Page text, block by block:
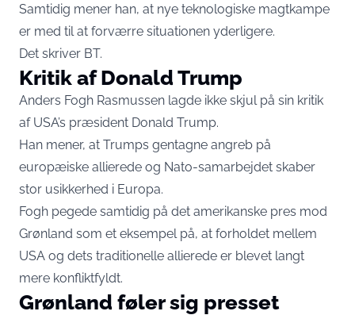
Samtidig mener han, at nye teknologiske magtkampe
er med til at forværre situationen yderligere.
Det skriver BT.
Kritik af Donald Trump
Anders Fogh Rasmussen lagde ikke skjul på sin kritik
af USA’s præsident Donald Trump.
Han mener, at Trumps gentagne angreb på
europæiske allierede og Nato-samarbejdet skaber
stor usikkerhed i Europa.
Fogh pegede samtidig på det amerikanske pres mod
Grønland som et eksempel på, at forholdet mellem
USA og dets traditionelle allierede er blevet langt
mere konfliktfyldt.
Grønland føler sig presset